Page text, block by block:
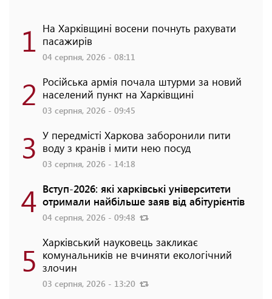
1 На Харківщині восени почнуть рахувати
пасажирів
04 серпня, 2026 - 08:11
2 Російська армія почала штурми за новий
населений пункт на Харківщині
03 серпня, 2026 - 09:45
3 У передмісті Харкова заборонили пити
воду з кранів і мити нею посуд
03 серпня, 2026 - 14:18
4 Вступ-2026: які харківські університети
отримали найбільше заяв від абітурієнтів
04 серпня, 2026 - 09:48
5 Харківський науковець закликає
комунальників не вчиняти екологічний
злочин
03 серпня, 2026 - 13:20